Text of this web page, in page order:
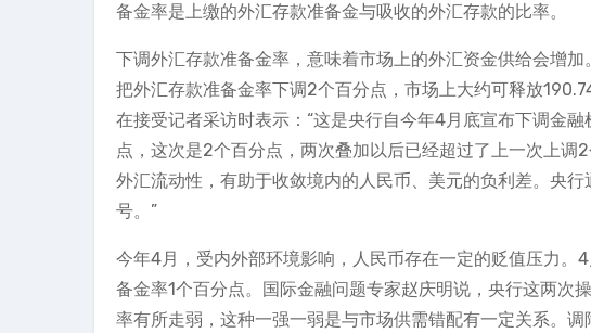
备金率是上缴的外汇存款准备金与吸收的外汇存款的比率。
下调外汇存款准备金率，意味着市场上的外汇资金供给会增
把外汇存款准备金率下调2个百分点，市场上大约可释放
在接受记者采访时表示：“这是央行自今年4月底宣布下调金
点，这次是2个百分点，两次叠加以后已经超过了上一次上
外汇流动性，有助于收敛境内的人民币、美元的负利差。央
号。”
今年4月，受内外部环境影响，人民币存在一定的贬值压力
备金率1个百分点。国际金融问题专家赵庆明说，央行这两次
率有所走弱，这种一强一弱是与市场供需错配有一定关系。